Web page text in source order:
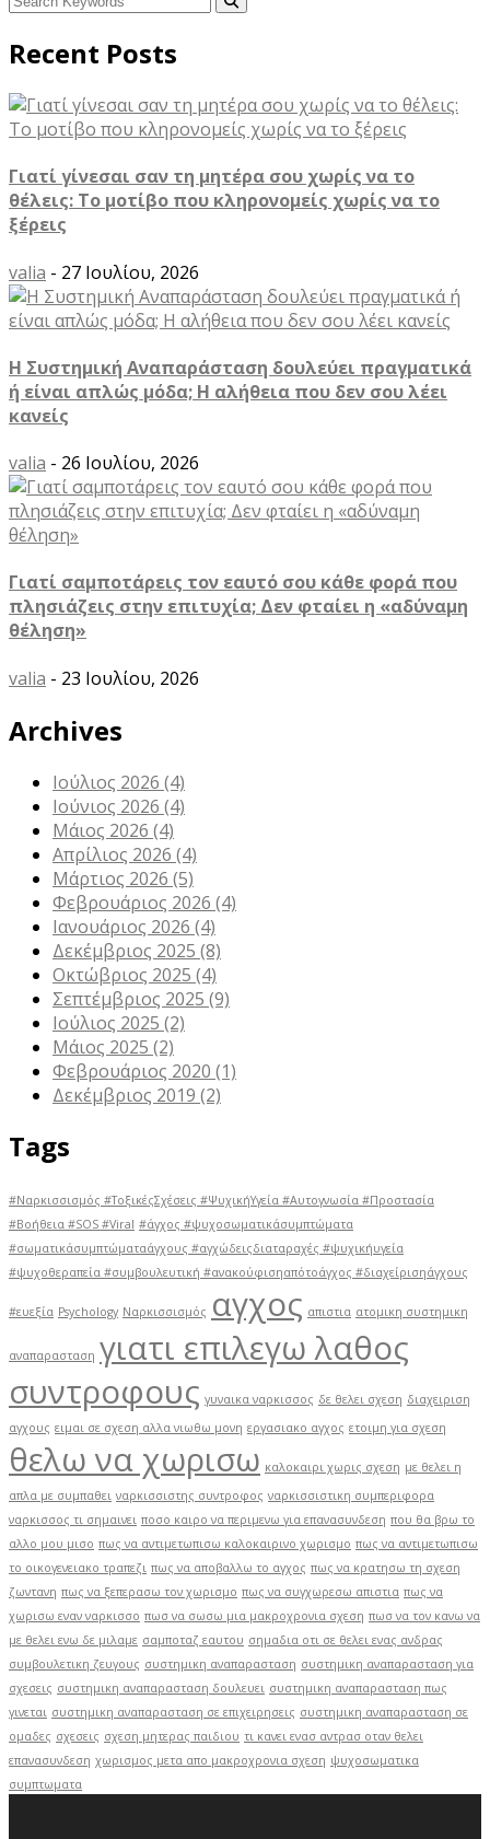
Recent Posts
Γιατί γίνεσαι σαν τη μητέρα σου χωρίς να το
θέλεις: Το μοτίβο που κληρονομείς χωρίς να το
ξέρεις
valia - 27 Ιουλίου, 2026
Η Συστημική Αναπαράσταση δουλεύει πραγματικά
ή είναι απλώς μόδα; Η αλήθεια που δεν σου λέει
κανείς
valia - 26 Ιουλίου, 2026
Γιατί σαμποτάρεις τον εαυτό σου κάθε φορά που
πλησιάζεις στην επιτυχία; Δεν φταίει η «αδύναμη
θέληση»
valia - 23 Ιουλίου, 2026
Archives
Ιούλιος 2026 (4)
Ιούνιος 2026 (4)
Μάιος 2026 (4)
Απρίλιος 2026 (4)
Μάρτιος 2026 (5)
Φεβρουάριος 2026 (4)
Ιανουάριος 2026 (4)
Δεκέμβριος 2025 (8)
Οκτώβριος 2025 (4)
Σεπτέμβριος 2025 (9)
Ιούλιος 2025 (2)
Μάιος 2025 (2)
Φεβρουάριος 2020 (1)
Δεκέμβριος 2019 (2)
Tags
#Ναρκισσισμός #ΤοξικέςΣχέσεις #ΨυχικήΥγεία #Αυτογνωσία #Προστασία
#Βοήθεια #SOS #Viral #άγχος #ψυχοσωματικάσυμπτώματα
#σωματικάσυμπτώματαάγχους #αγχώδειςδιαταραχές #ψυχικήυγεία
#ψυχοθεραπεία #συμβουλευτική #ανακούφισηαπότοάγχος #διαχείρισηάγχους
#ευεξία Psychology Ναρκισσισμός αγχος απιστια ατομικη συστημικη
αναπαρασταση γιατι επιλεγω λαθος
συντροφους γυναικα ναρκισσος δε θελει σχεση διαχειριση
αγχους ειμαι σε σχεση αλλα νιωθω μονη εργασιακο αγχος ετοιμη για σχεση
θελω να χωρισω καλοκαιρι χωρις σχεση με θελει η
απλα με συμπαθει ναρκισσιστης συντροφος ναρκισσιστικη συμπεριφορα
ναρκισσος τι σημαινει ποσο καιρο να περιμενω για επανασυνδεση που θα βρω το
αλλο μου μισο πως να αντιμετωπισω καλοκαιρινο χωρισμο πως να αντιμετωπισω
το οικογενειακο τραπεζι πως να αποβαλλω το αγχος πως να κρατησω τη σχεση
ζωντανη πως να ξεπερασω τον χωρισμο πως να συγχωρεσω απιστια πως να
χωρισω εναν ναρκισσο πωσ να σωσω μια μακροχρονια σχεση πωσ να τον κανω να
με θελει ενω δε μιλαμε σαμποταζ εαυτου σημαδια οτι σε θελει ενας ανδρας
συμβουλετικη ζευγους συστημικη αναπαρασταση συστημικη αναπαρασταση για
σχεσεις συστημικη αναπαρασταση δουλευει συστημικη αναπαρασταση πως
γινεται συστημικη αναπαρασταση σε επιχειρησεις συστημικη αναπαρασταση σε
ομαδες σχεσεις σχεση μητερας παιδιου τι κανει ενασ αντρασ οταν θελει
επανασυνδεση χωρισμος μετα απο μακροχρονια σχεση ψυχοσωματικα
συμπτωματα